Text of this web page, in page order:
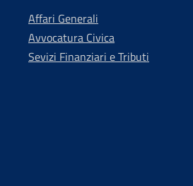
Affari Generali
Avvocatura Civica
Sevizi Finanziari e Tributi